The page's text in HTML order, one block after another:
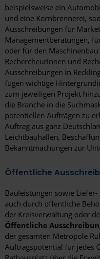
beispielsweise ein
und eine Kornbrennerei,
Ausschreibungen für
Managementberatungen,
oder für den
Rechercheurinnen und
Ausschreibungen in
fügen wichtige
zum jeweiligen Projekt
die Branche in die
potentiellen Aufträgen zu
Auftrag aus ganz
Leichtbauhallen,
Bekanntmachungen zur
Öffentliche
Bauleistungen sowie
auch durch öffentliche
der Kreisverwaltung oder
Öffentliche
der gesamten Metropole
Auftragspotential für jedes